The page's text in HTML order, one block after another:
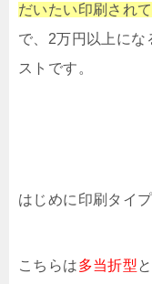
だいたい印刷され
で、2万円以上にな
ストです。
はじめに印刷タイ
こちらは多当折型